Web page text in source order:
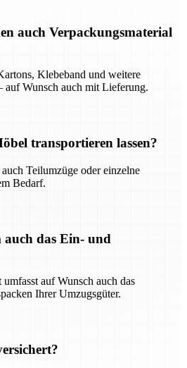
auch Verpackungsmaterial
Klebeband und weitere
auf Wunsch auch mit Lieferung.
transportieren lassen?
Teilumzüge oder einzelne
Bedarf.
das Ein- und
auf Wunsch auch das
Ihrer Umzugsgüter.